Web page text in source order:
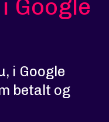
i Google
betalt og